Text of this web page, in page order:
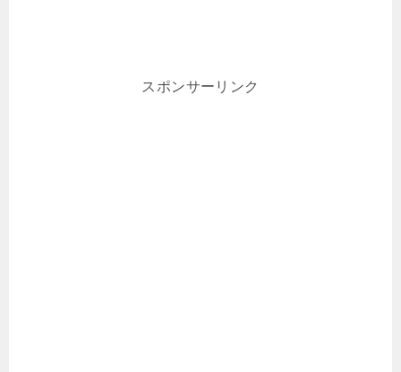
スポンサーリンク